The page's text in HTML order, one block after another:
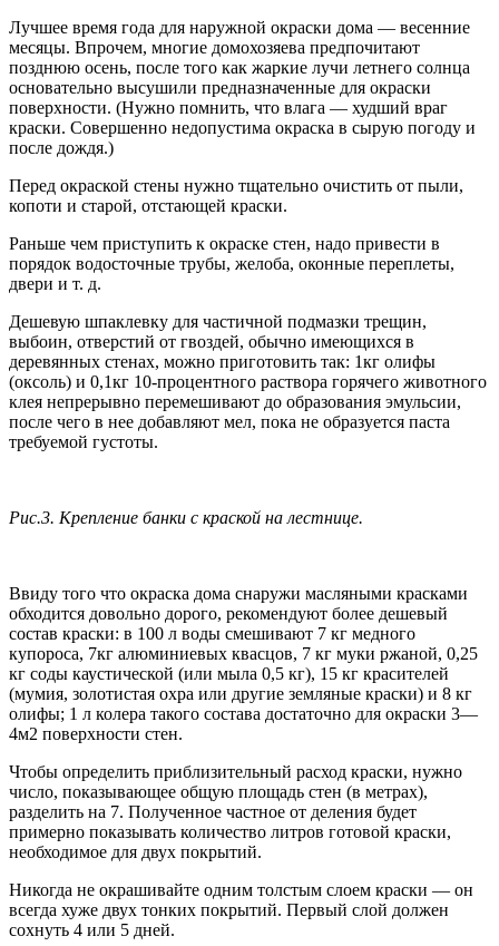
Лучшее время года для наружной окраски дома — весенние
месяцы. Впрочем, многие домохозяева предпочитают
позднюю осень, после того как жаркие лучи летнего солнца
основательно высушили предназначенные для окраски
поверхности. (Нужно помнить, что влага — худший враг
краски. Совершенно недопустима окраска в сырую погоду и
после дождя.)
Перед окраской стены нужно тщательно очистить от пыли,
копоти и старой, отстающей краски.
Раньше чем приступить к окраске стен, надо привести в
порядок водосточные трубы, желоба, оконные переплеты,
двери и т. д.
Дешевую шпаклевку для частичной подмазки трещин,
выбоин, отверстий от гвоздей, обычно имеющихся в
деревянных стенах, можно приготовить так: 1кг олифы
(оксоль) и 0,1кг 10-процентного раствора горячего животного
клея непрерывно перемешивают до образования эмульсии,
после чего в нее добавляют мел, пока не образуется паста
требуемой густоты.
Рис.3. Крепление банки с краской на лестнице.
Ввиду того что окраска дома снаружи масляными красками
обходится довольно дорого, рекомендуют более дешевый
состав краски: в 100 л воды смешивают 7 кг медного
купороса, 7кг алюминиевых квасцов, 7 кг муки ржаной, 0,25
кг соды каустической (или мыла 0,5 кг), 15 кг красителей
(мумия, золотистая охра или другие земляные краски) и 8 кг
олифы; 1 л колера такого состава достаточно для окраски 3—
4м2 поверхности стен.
Чтобы определить приблизительный расход краски, нужно
число, показывающее общую площадь стен (в метpax),
разделить на 7. Полученное частное от деления будет
примерно показывать количество литров готовой краски,
необходимое для двух покрытий.
Никогда не окрашивайте одним толстым слоем краски — он
всегда хуже двух тонких покрытий. Первый слой должен
сохнуть 4 или 5 дней.